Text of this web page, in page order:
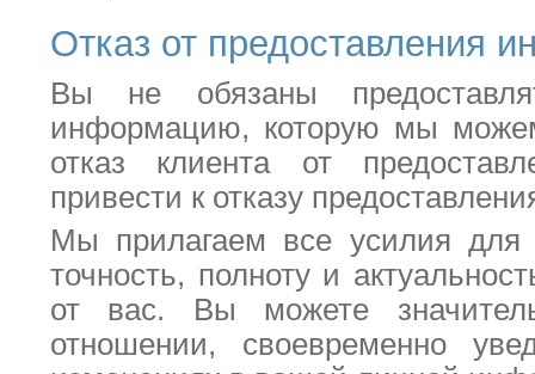
Отказ от предоставления
Вы не обязаны
информацию, которую мы
отказ клиента от
привести к отказу
Мы прилагаем все усилия для
точность, полноту и
от вас. Вы можете
отношении, своевременно